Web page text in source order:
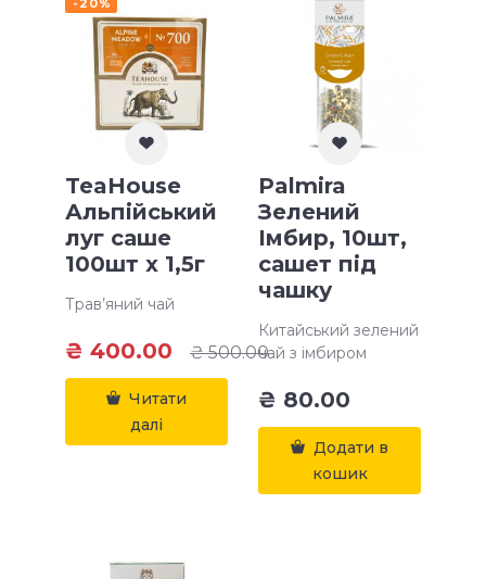
-20%
TeaHouse
Альпійський
луг саше
100шт х 1,5г
Трав’яний чай
₴500.00
₴ 400.00
Читати
далі
Palmira
Зелений
Імбир, 10шт,
сашет під
чашку
Китайський зелений
чай з імбиром
₴ 80.00
Додати в
кошик